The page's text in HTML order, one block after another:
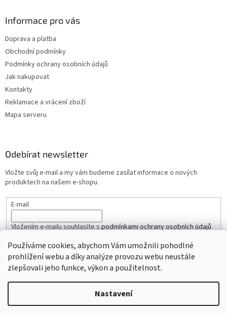
Používáme cookies, abychom Vám umožnili pohodlné
prohlížení webu a díky analýze provozu webu neustále
zlepšovali jeho funkce, výkon a použitelnost.
Nastavení
Informace pro vás
Doprava a platba
Obchodní podmínky
Podmínky ochrany osobních údajů
Jak nakupovat
Kontakty
Reklamace a vrácení zboží
Mapa serveru
Odebírat newsletter
Vložte svůj e-mail a my vám budeme zasílat informace o nových
produktech na našem e-shopu.
E-mail
Vložením e-mailu souhlasíte spodmínkami ochrany osobních údajů
PŘIHLÁSIT SE
Vytvořil Shoptet